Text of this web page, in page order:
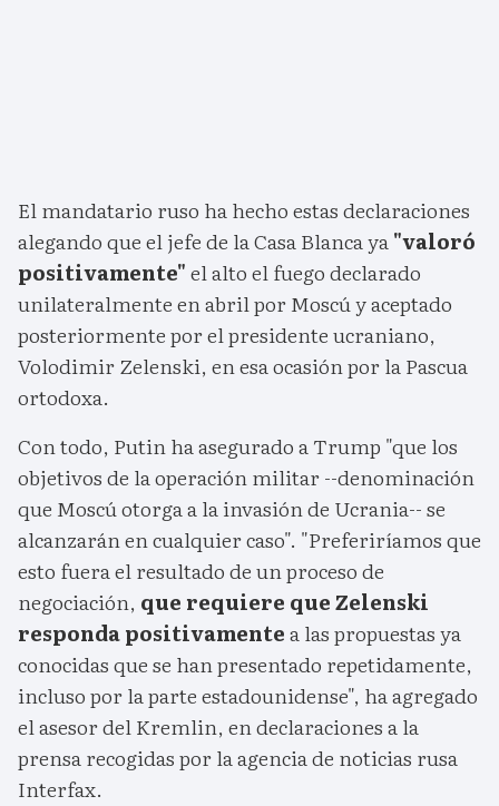
El mandatario ruso ha hecho estas declaraciones
alegando que el jefe de la Casa Blanca ya"valoró
positivamente"el alto el fuego declarado
unilateralmente en abril por Moscú y aceptado
posteriormente por el presidente ucraniano,
Volodimir Zelenski, en esa ocasión por la Pascua
ortodoxa.
Con todo, Putin ha asegurado a Trump "que los
objetivos de la operación militar --denominación
que Moscú otorga a la invasión de Ucrania-- se
alcanzarán en cualquier caso". "Preferiríamos que
esto fuera el resultado de un proceso de
negociación, que requiere que Zelenski
responda positivamentea las propuestas ya
conocidas que se han presentado repetidamente,
incluso por la parte estadounidense", ha agregado
el asesor del Kremlin, en declaraciones a la
prensa recogidas por la agencia de noticias rusa
Interfax.